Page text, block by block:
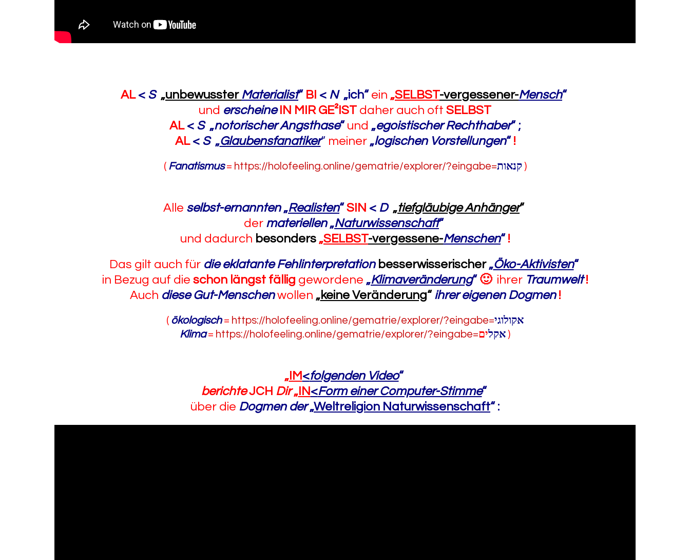
AL < S „unbewusster Materialist“ BI < N „ich“ ein „SELBST-vergessener-Mensch“
und erscheine IN MIR GE²IST daher auch oft SELBST
AL < S „notorischer Angsthase“ und „egoistischer Rechthaber“ ;
AL < S„Glaubensfanatiker“ meiner „logischen Vorstellungen“ !
( Fanatismus = https://holofeeling.online/gematrie/explorer/?eingabe=קנאות )
Alle selbst-ernannten „Realisten“ SIN < D „tiefgläubige Anhänger“
der materiellen „Naturwissenschaft“
und dadurch besonders „SELBST-vergessene-Menschen“ !
Das gilt auch für die eklatante Fehlinterpretation besserwisserischer „Öko-Aktivisten“
in Bezug auf die schon längst fällig gewordene „Klimaveränderung“ 🙂ihrer Traumwelt !
Auch diese Gut-Menschenwollen „keine Veränderung“ ihrer eigenen Dogmen !
( ökologisch= https://holofeeling.online/gematrie/explorer/?eingabe=אקולוגי
Klima = https://holofeeling.online/gematrie/explorer/?eingabe= אקלים )
„IM <folgenden Video“
berichte JCH Dir „IN <Form einer Computer-Stimme“
über die Dogmen der„Weltreligion Naturwissenschaft“ :